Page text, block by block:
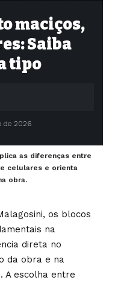
maciços,
Saiba
tipo
de 2026
as diferenças entre
celulares e orienta
obra.
os blocos
na
direta no
da obra e na
A escolha entre